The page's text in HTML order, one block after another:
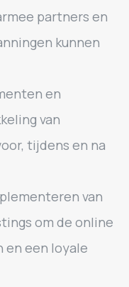
partners en
kunnen
en
van
tijdens en na
van
om de online
en een loyale